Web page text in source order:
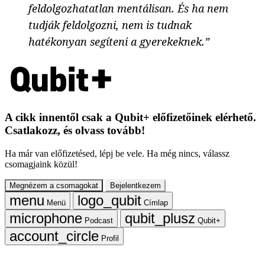
feldolgozhatatlan mentálisan. És ha nem
tudják feldolgozni, nem is tudnak
hatékonyan segíteni a gyerekeknek.”
A cikk innentől csak a Qubit+ előfizetőinek elérhető.
Csatlakozz, és olvass tovább!
Ha már van előfizetésed, lépj be vele. Ha még nincs, válassz
csomagjaink közül!
Megnézem a csomagokat
Bejelentkezem
Menü
Címlap
Podcast
Qubit+
Profil